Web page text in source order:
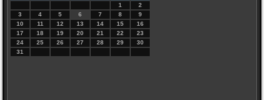
1
2
3
4 5 6 7 8
9
10
11 12 13 14 15
16
17
18 19 20 21 22
23
24
25 26 27 28 29
30
31